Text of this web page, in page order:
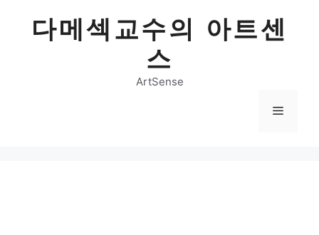
다메섹교수의 아트센
스
ArtSense
Menu